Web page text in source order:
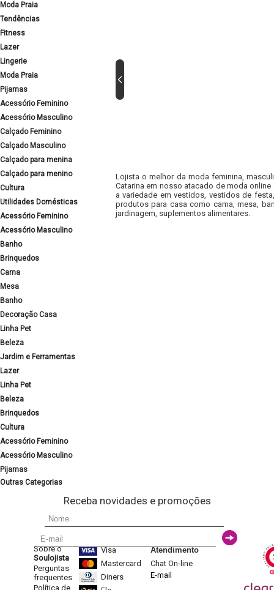
Moda Praia
Tendências
Fitness
Lazer
Lingerie
Moda Praia
Pijamas
Acessório Feminino
Acessório Masculino
Calçado Feminino
Calçado Masculino
Calçado para menina
Calçado para menino
Cultura
Utilidades Domésticas
Acessório Feminino
Acessório Masculino
Banho
Brinquedos
Cama
Mesa
Banho
Decoração Casa
Linha Pet
Beleza
Jardim e Ferramentas
Lazer
Linha Pet
Beleza
Brinquedos
Cultura
Acessório Feminino
Acessório Masculino
Pijamas
Outras Categorias
Lojista o melhor da moda feminina,
Catarina em nosso atacado de moda
a variedade em vestidos, vestidos de
produtos para casa como cama, mesa,
jardinagem, suplementos alimentares.
Receba novidades e promoções
Sobre o
Soulojista
Perguntas
frequentes
Política de
Visa
Mastercard
Diners
Atendimento
Chat On-line
E-mail